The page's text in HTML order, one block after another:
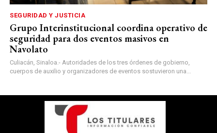
SEGURIDAD Y JUSTICIA
Grupo Interinstitucional coordina operativo de
seguridad para dos eventos masivos en
Navolato
Culiacán, Sinaloa.- Autoridades de los tres órdenes de gobierno,
cuerpos de auxilio y organizadores de eventos sostuvieron una...